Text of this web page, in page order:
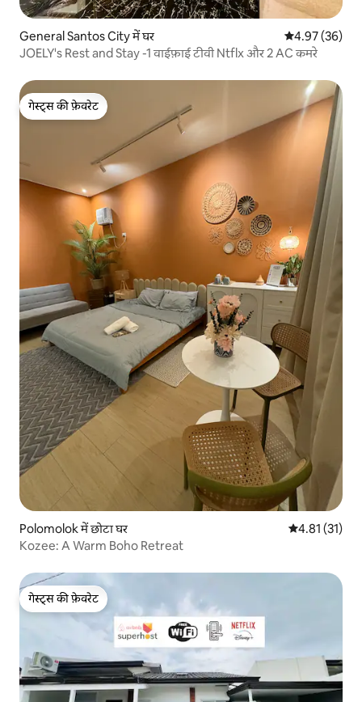
General Santos City में घर औसत रेटिंग 5 में
4.97 (36)
JOELY's Rest and Stay -1 वाईफ़ाई टीवी Ntflx और 2 AC कमरे
गेस्ट्स की फ़ेवरेट
गेस्ट्स की फ़ेवरेट
Polomolok में छोटा घर औसत रेटिंग 5 में
4.81 (31)
Kozee: A Warm Boho Retreat
गेस्ट्स की फ़ेवरेट
गेस्ट्स की फ़ेवरेट